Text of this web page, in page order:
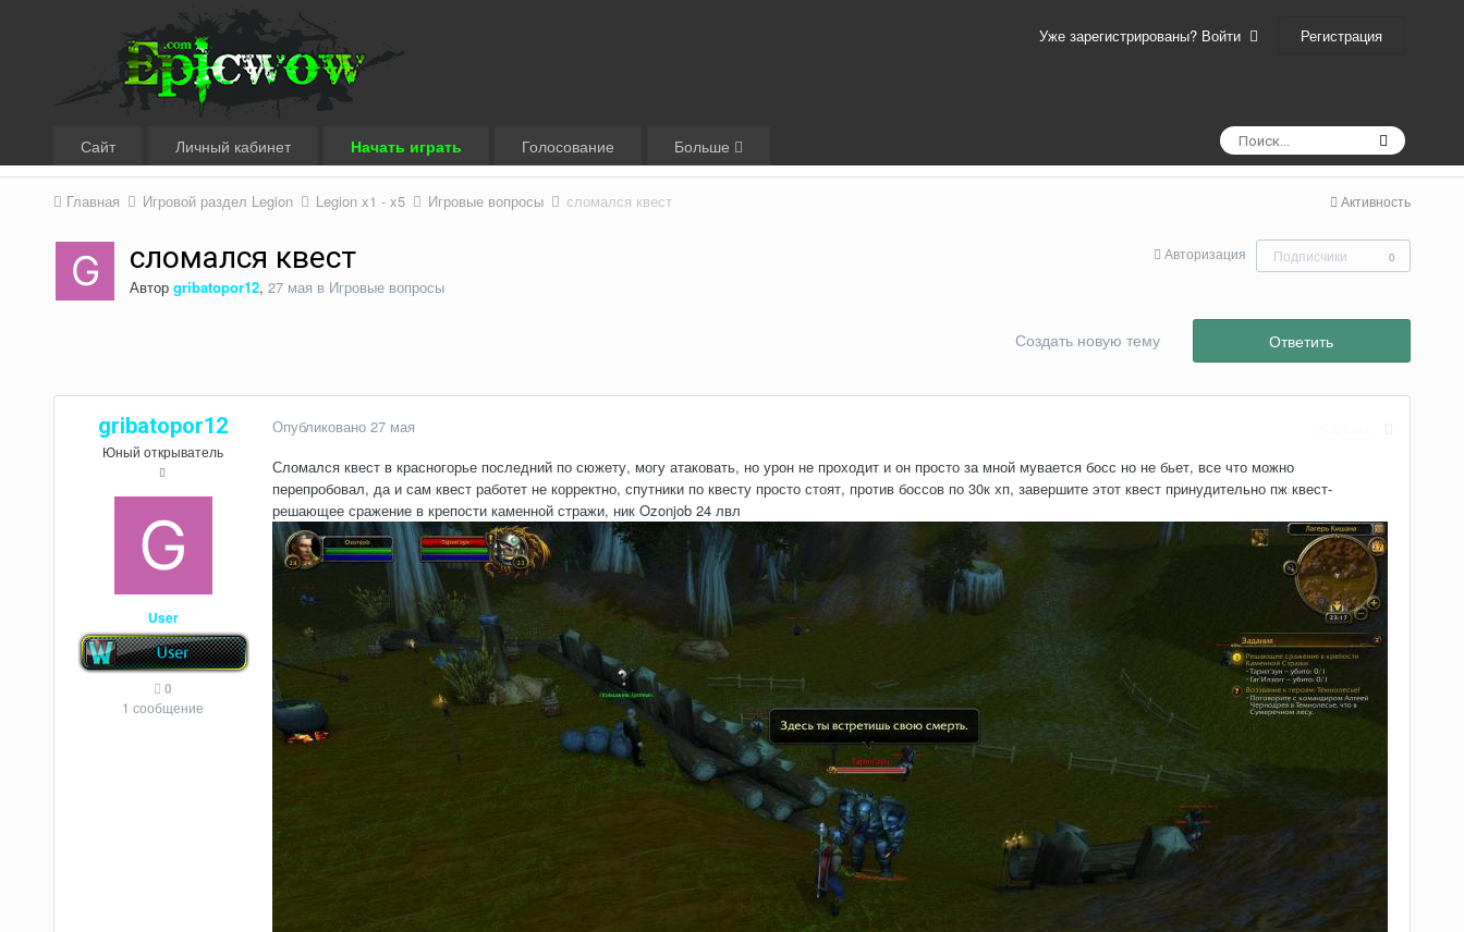
Уже зарегистрированы? Войти Регистрация
Сайт Личный кабинет Начать играть Голосование Больше
Активность
Главная Игровой раздел Legion Legion x1 - x5 Игровые вопросы сломался квест
Авторизация Подписчики 0
сломался квест
Автор gribatopor12, 27 мая в Игровые вопросы
Ответить
Создать новую тему
gribatopor12
Юный открыватель
User
0
1 сообщение
Опубликовано 27 мая
Сломался квест в красногорье последний по сюжету, могу атаковать, но урон не проходит и он просто за мной мувается босс но не бьет, все что можно
перепробовал, да и сам квест работет не корректно, спутники по квесту просто стоят, против боссов по 30к хп, завершите этот квест принудительно пж квест-
решающее сражение в крепости каменной стражи, ник Ozonjob 24 лвл